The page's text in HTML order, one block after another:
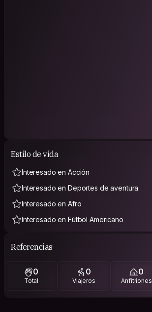
Estilo de vida
Interesado en Acción
Interesado en Deportes de aventura
Interesado en Afro
Interesado en Fútbol Americano
Referencias
0
Total
0
Viajeros
0
Anfitriones